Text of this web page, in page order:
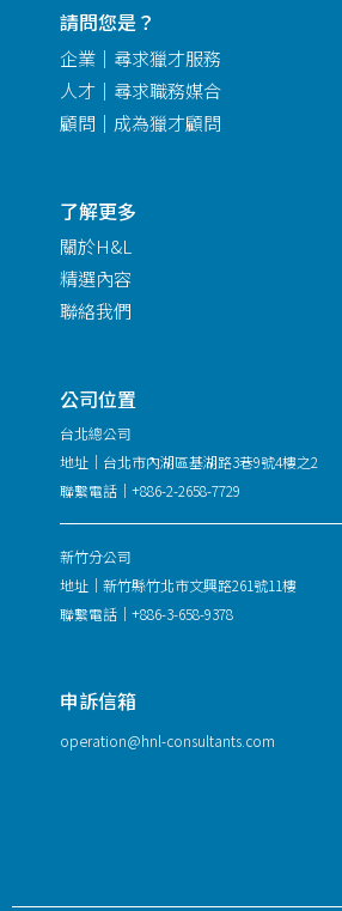
請問您是？
企業｜尋求獵才服務
人才｜尋求職務媒合
顧問｜成為獵才顧問
了解更多
關於H&L
精選內容
聯絡我們
公司位置
台北總公司
地址｜台北市內湖區基湖路3巷9號4樓之2
聯繫電話｜+886-2-2658-7729
新竹分公司
地址｜新竹縣竹北市文興路261號11樓
聯繫電話｜+886-3-658-9378
申訴信箱
operation@hnl-consultants.com